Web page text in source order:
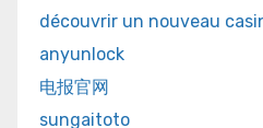
découvrir un nouveau
anyunlock
电报官网
sungaitoto